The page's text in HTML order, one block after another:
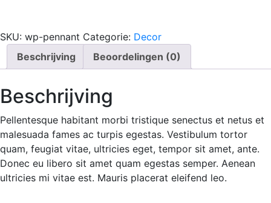
SKU: wp-pennant Categorie: Decor
Beschrijving
Beoordelingen (0)
Beschrijving
Pellentesque habitant morbi tristique senectus et netus et
malesuada fames ac turpis egestas. Vestibulum tortor
quam, feugiat vitae, ultricies eget, tempor sit amet, ante.
Donec eu libero sit amet quam egestas semper. Aenean
ultricies mi vitae est. Mauris placerat eleifend leo.